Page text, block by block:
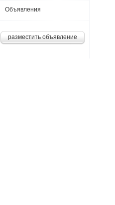
Объявления
разместить объявление